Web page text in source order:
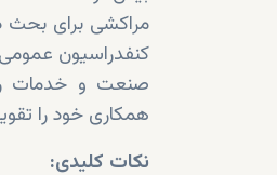
مراکشی برای بحث
کنفدراسیون عمومی
صنعت و خدمات
همکاری خود را
نکات کلیدی: